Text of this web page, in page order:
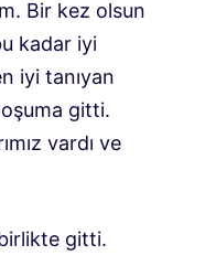
Bir kez olsun
kadar iyi
iyi tanıyan
gitti.
vardı ve
gitti.